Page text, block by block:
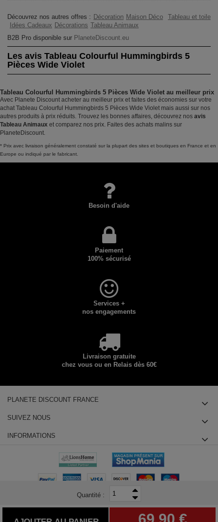
Quantité :
Découvrez nos autres offres : Décoration Maison Déco
Tableau et toile
Idées Cadeaux Décorations Tableau Animaux
B2B Pro disponible sur PlaneteDiscount.eu
Les avis Tableau Colourful Hummingbirds 5
Pièces Wide Violet
Tableau Colourful Hummingbirds 5 Pièces Wide Violet au meilleur prix
Avec Planete Discount acheter au meilleur prix et faites des économies sur votre
achat Tableau Colourful Hummingbirds 5 Pièces Wide Violet mais aussi sur nos
autres produits à prix réduits. Trouvez les bonnes affaires, découvrez nos avis
Tableau Animaux et comparez nos prix. Faites des achats malins sur
PlaneteDiscount.
* Prix avec livraison généralement constaté sur la plupart des sites et boutiques en France et en
Europe ou indiqué par le fabricant.
Besoin d'aide
Paiement
100% sécurisé
Services +
nos engagements
Livraison gratuite
chez vous ou en Relais dès 60€
PLANETE DISCOUNT FRANCE
SUIVEZ NOUS
INFORMATIONS
chemin des Groseilliers 91760 ITTEVILLE - Téléphone : +33180855415